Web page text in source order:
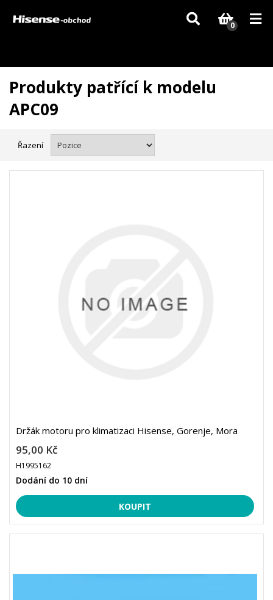
Vzhledem k aktuální situaci se může dodání dílů, které nejsou skladem,
zpozdit. Děkujeme za pochopení.
0
Produkty patřící k modelu
APC09
Řazení
Držák motoru pro klimatizaci Hisense, Gorenje, Mora
95,00 Kč
H1995162
Dodání do 10 dní